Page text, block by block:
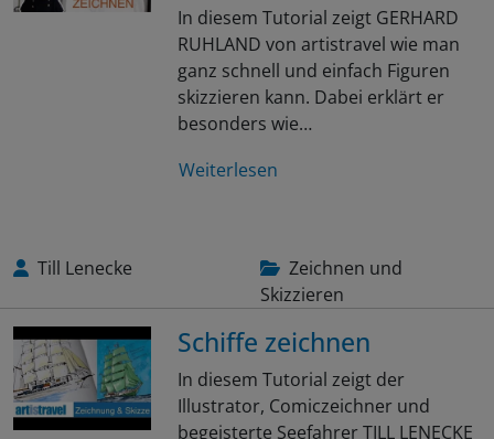
In diesem Tutorial zeigt GERHARD
RUHLAND von artistravel wie man
ganz schnell und einfach Figuren
skizzieren kann. Dabei erklärt er
besonders wie…
Weiterlesen
Till Lenecke
Zeichnen und
Skizzieren
Schiffe zeichnen
In diesem Tutorial zeigt der
Illustrator, Comiczeichner und
begeisterte Seefahrer TILL LENECKE